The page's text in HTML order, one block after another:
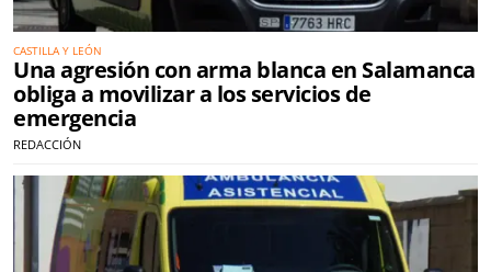
CASTILLA Y LEÓN
Una agresión con arma blanca en Salamanca
obliga a movilizar a los servicios de
emergencia
REDACCIÓN